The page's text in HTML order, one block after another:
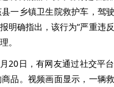
一乡镇卫生院救护车，驾
明确指出，该行为“严重违
。
20日，有网友通过社交平
品。视频画面显示，一辆